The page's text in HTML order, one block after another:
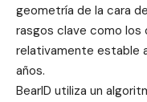
geometría de la cara
rasgos clave como los
relativamente estable
años.
BearID utiliza un